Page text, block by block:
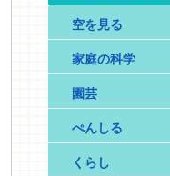
空を見る
家庭の科学
園芸
ぺんしる
くらし